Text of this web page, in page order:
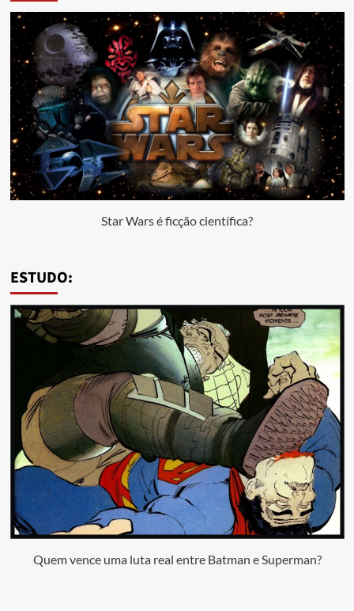
Star Wars é ficção científica?
ESTUDO:
Quem vence uma luta real entre Batman e Superman?